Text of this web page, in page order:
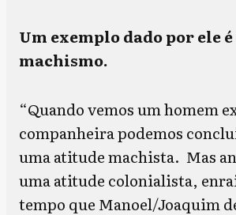
Um exemplo dado por ele é
machismo.
“Quando vemos um homem
companheira podemos
uma atitude machista. Mas
uma atitude colonialista,
tempo que Manoel/Joaquim